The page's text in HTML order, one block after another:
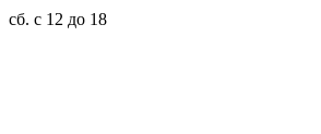
сб. с 12 до 18